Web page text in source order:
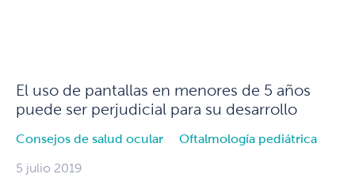
El uso de pantallas en menores de 5 años
puede ser perjudicial para su desarrollo
Consejos de salud ocular Oftalmología pediátrica
5 julio 2019